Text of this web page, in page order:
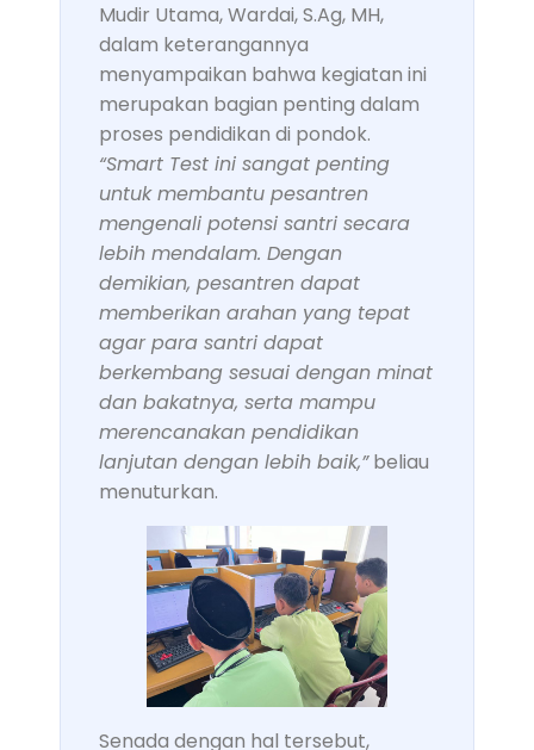
Mudir Utama, Wardai, S.Ag, MH,
dalam keterangannya
menyampaikan bahwa kegiatan ini
merupakan bagian penting dalam
proses pendidikan di pondok.
“Smart Test ini sangat penting
untuk membantu pesantren
mengenali potensi santri secara
lebih mendalam. Dengan
demikian, pesantren dapat
memberikan arahan yang tepat
agar para santri dapat
berkembang sesuai dengan minat
dan bakatnya, serta mampu
merencanakan pendidikan
lanjutan dengan lebih baik,”beliau
menuturkan.
Senada dengan hal tersebut,